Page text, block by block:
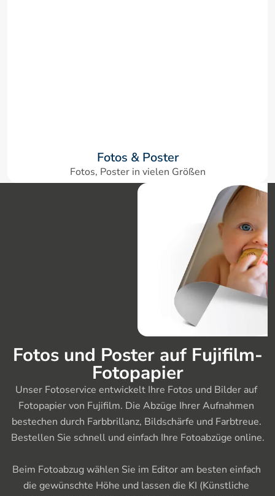
Fotos & Poster
Fotos, Poster in vielen Größen
Fotos und Poster auf Fujifilm-
Fotopapier
Unser Fotoservice entwickelt Ihre Fotos und Bilder auf
Fotopapier von Fujifilm. Die Abzüge Ihrer Aufnahmen
bestechen durch Farbbrillanz, Bildschärfe und Farbtreue.
Bestellen Sie schnell und einfach Ihre Fotoabzüge online.
Beim Fotoabzug wählen Sie im Editor am besten einfach
die gewünschte Höhe und lassen die KI (Künstliche